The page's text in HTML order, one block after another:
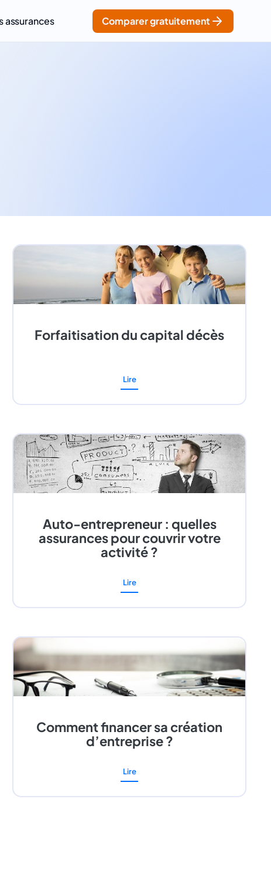
assurances Comparer gratuitement
Forfaitisation du capital décès
Lire
Auto-entrepreneur : quelles
assurances pour couvrir votre
activité ?
Lire
Comment financer sa création
d’entreprise ?
Lire